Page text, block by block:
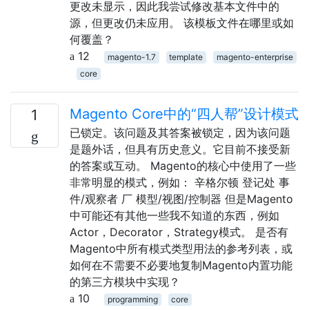
更改未显示，因此我尝试修改基本文件中的
源，但更改仍未应用。 该模板文件在哪里或如
何覆盖？
12
magento-1.7 template
magento-enterprise
core
1 Magento Core中的“四人帮”设计模式
已锁定。该问题及其答案被锁定，因为该问题
是题外话，但具有历史意义。它目前不接受新
的答案或互动。 Magento的核心中使用了一些
非常明显的模式，例如： 辛格尔顿 登记处 事
件/观察者 厂 模型/视图/控制器 但是Magento
中可能还有其他一些我不知道的东西，例如
Actor，Decorator，Strategy模式。 是否有
Magento中所有模式类型用法的参考列表，或
如何在不需要不必要地复制Magento内置功能
的第三方模块中实现？
10
programming core